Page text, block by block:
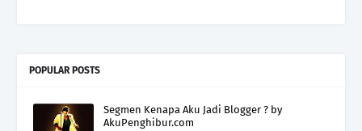
POPULAR POSTS
Segmen Kenapa Aku Jadi Blogger ? by
AkuPenghibur.com